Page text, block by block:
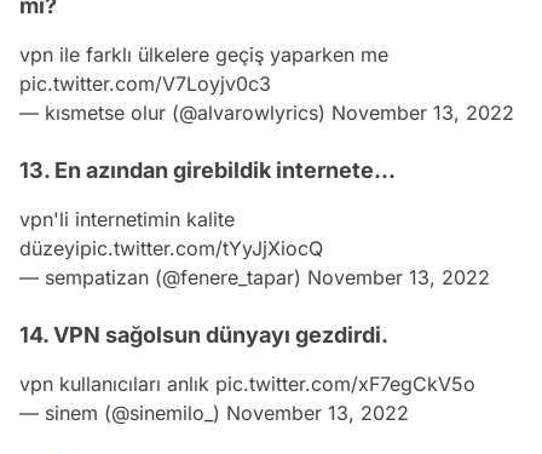
vpn ile farklı ülkelere geçiş yaparken me
pic.twitter.com/V7Loyjv0c3
— kısmetse olur (@alvarowlyrics) November 13, 2022
13. En azından girebildik internete...
vpn'li internetimin kalite
düzeyipic.twitter.com/tYyJjXiocQ
— sempatizan (@fenere_tapar) November 13, 2022
14. VPN sağolsun dünyayı gezdirdi.
vpn kullanıcıları anlık pic.twitter.com/xF7egCkV5o
— sinem (@sinemilo_) November 13, 2022